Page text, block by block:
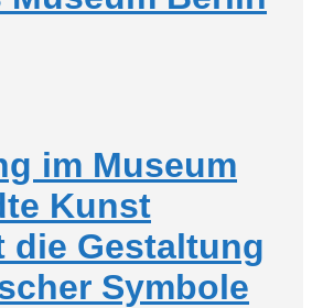
im Museum
Kunst
die Gestaltung
Symbole